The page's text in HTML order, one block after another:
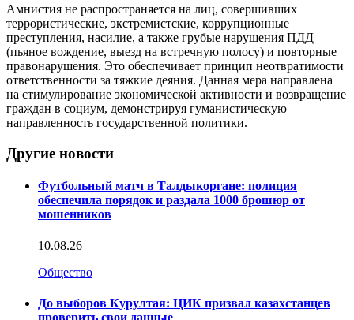
Амнистия не распространяется на лиц, совершивших
террористические, экстремистские, коррупционные
преступления, насилие, а также грубые нарушения ПДД
(пьяное вождение, выезд на встречную полосу) и повторные
правонарушения. Это обеспечивает принцип неотвратимости
ответственности за тяжкие деяния. Данная мера направлена
на стимулирование экономической активности и возвращение
граждан в социум, демонстрируя гуманистическую
направленность государственной политики.
Другие новости
Футбольный матч в Талдыкоргане: полиция
обеспечила порядок и раздала 1000 брошюр от
мошенников
10.08.26
Общество
До выборов Курултая: ЦИК призвал казахстанцев
проверить свои данные